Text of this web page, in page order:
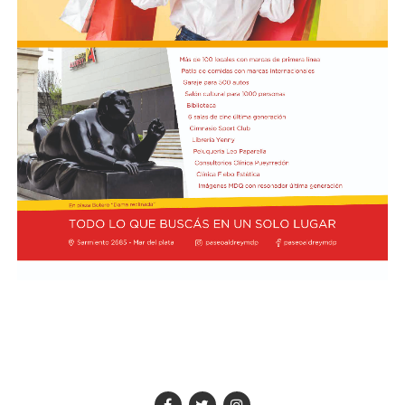
2004 durante el Congreso Agustiniano de Teología, y
desde entonces, el estadounidense ha regresado al país
en marzo de 2013.
"Varias veces tuve ocasión de conocerle y hablar con él",
recordó Prevost sobre Bergoglio. Ahora, como Papa,
regresará a la Argentina con San Lorenzo a la
expectativa de una decisión del Vaticano que podría
quedar grabada en la historia del club.
La autorización militar ocurre en un contexto de
fricción diplomática originada por las declaraciones
de Javier Milei hacia su par brasileño, Lula da Silva. Esta
situación derivó en el retiro del embajador brasileño en
Buenos Aires, Julio Bitelli.
Desde el Palacio del Planalto, el canciller Mauro
Vieira calificó los insultos del mandatario argentino
como "graves e inaceptables". Por su parte, Brasil decidió
reducir su representación en el país al nivel de
encargado de negocios.
Quirno afirmó en conferencia de prensa